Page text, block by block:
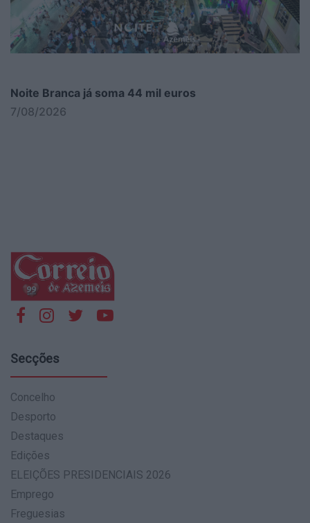
Noite Branca já soma 44 mil euros
7/08/2026
Secções
Concelho
Desporto
Destaques
Edições
ELEIÇÕES PRESIDENCIAIS 2026
Emprego
Freguesias